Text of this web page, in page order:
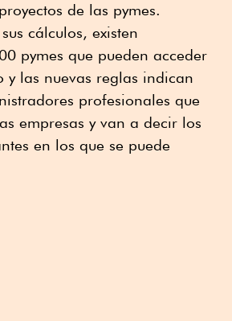
de las pymes.
cálculos, existen
pymes que pueden acceder
y las nuevas reglas indican
profesionales que
empresas y van a decir los
en los que se puede